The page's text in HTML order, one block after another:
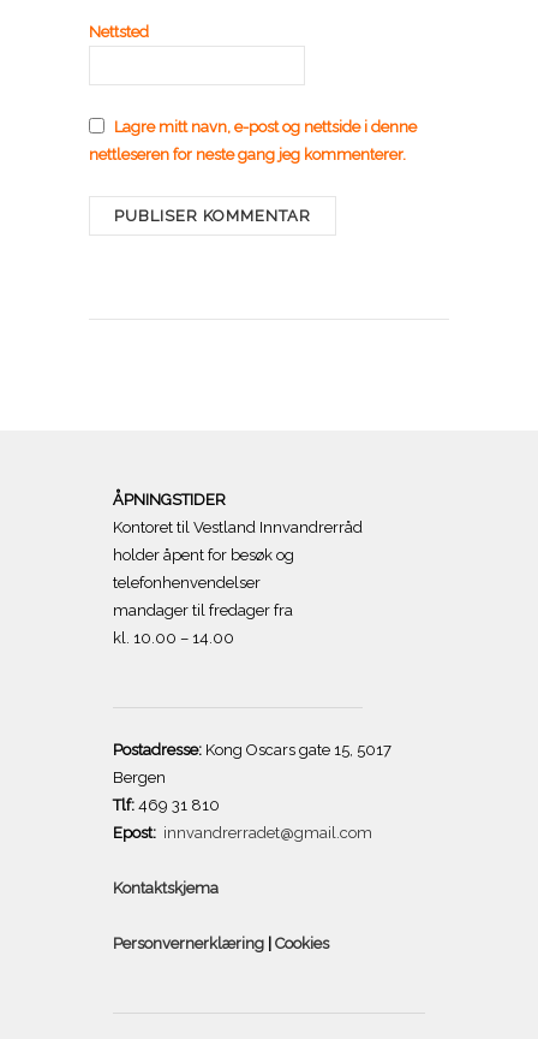
Nettsted
Lagre mitt navn, e-post og nettside i denne
nettleseren for neste gang jeg kommenterer.
ÅPNINGSTIDER
Kontoret til Vestland Innvandrerråd
holder åpent for besøk og
telefonhenvendelser
mandager til fredager fra
kl. 10.00 – 14.00
Postadresse: Kong Oscars gate 15, 5017
Bergen
Tlf: 469 31 810
Epost: innvandrerradet@gmail.com
Kontaktskjema
Personvernerklæring Cookies